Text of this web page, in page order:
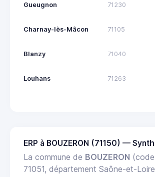
Gueugnon 71230
Charnay-lès-Mâcon 71105
Blanzy 71040
Louhans 71263
ERP à BOUZERON (71150) —
La commune de BOUZERON
71051, département Saône-et-